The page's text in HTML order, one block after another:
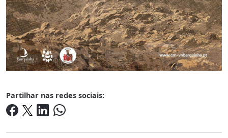
Partilhar nas redes sociais: